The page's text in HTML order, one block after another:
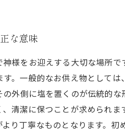
な意味
様をお迎えする大切な場所
。一般的なお供え物として
外側に塩を置くのが伝統的
清潔に保つことが求められ
り丁寧なものとなります。